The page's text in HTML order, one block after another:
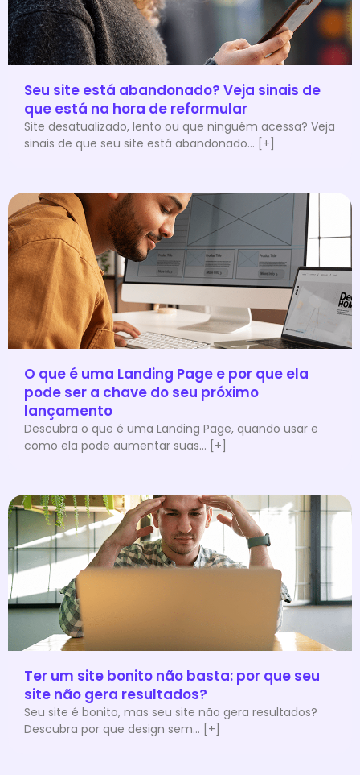
Seu site está abandonado? Veja sinais de
que está na hora de reformular
Site desatualizado, lento ou que ninguém acessa? Veja
sinais de que seu site está abandonado... [+]
O que é uma Landing Page e por que ela
pode ser a chave do seu próximo
lançamento
Descubra o que é uma Landing Page, quando usar e
como ela pode aumentar suas... [+]
Ter um site bonito não basta: por que seu
site não gera resultados?
Seu site é bonito, mas seu site não gera resultados?
Descubra por que design sem... [+]